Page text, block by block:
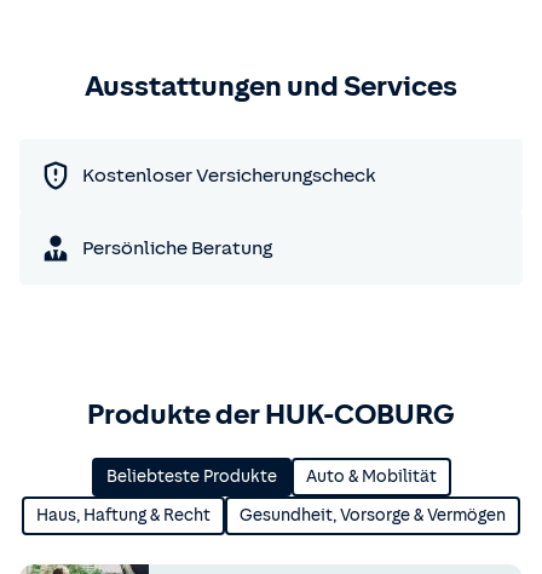
Ausstattungen und Services
Kostenloser Versicherungscheck
Persönliche Beratung
Produkte der HUK-COBURG
Beliebteste Produkte Auto & Mobilität
Haus, Haftung & Recht Gesundheit, Vorsorge & Vermögen